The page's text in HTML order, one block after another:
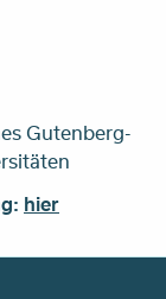
Gutenberg-
hier